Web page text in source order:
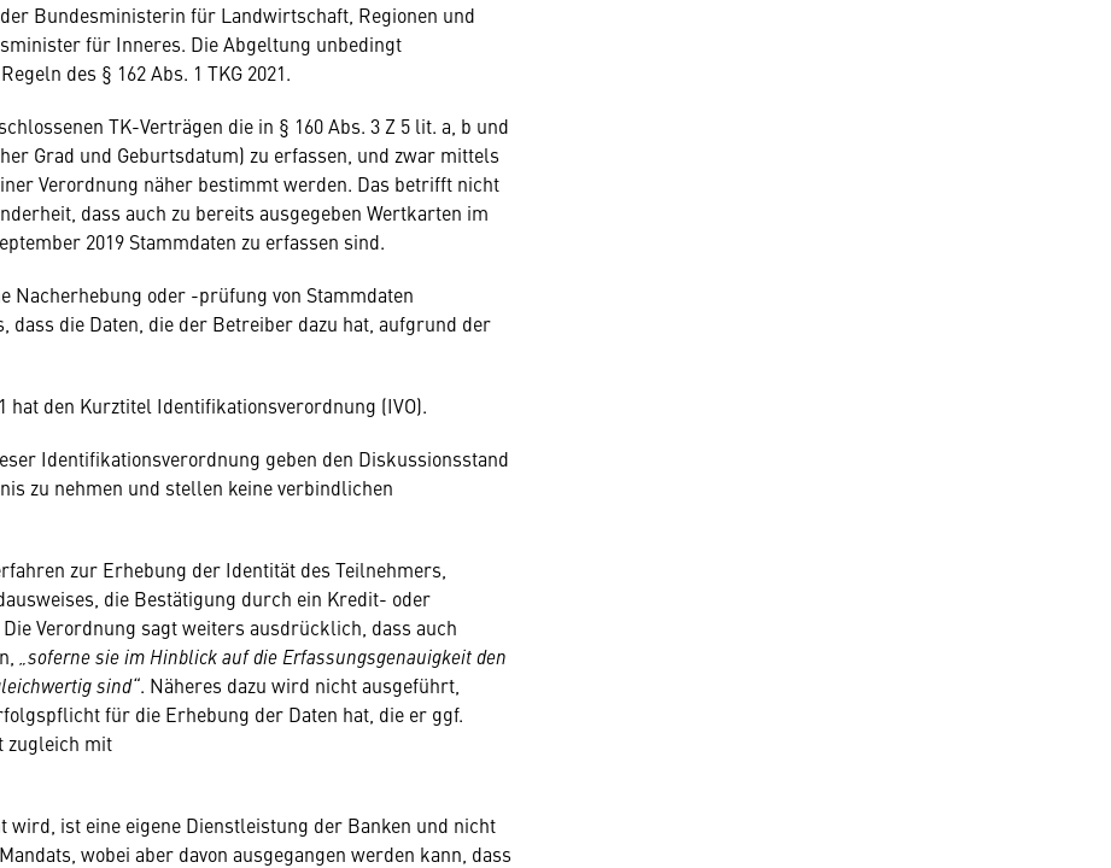
Bundesministerin für Landwirtschaft, Regionen und
für Inneres. Die Abgeltung unbedingt
des § 162 Abs. 1 TKG 2021.
TK-Verträgen die in § 160 Abs. 3 Z 5 lit. a, b und
Grad und Geburtsdatum) zu erfassen, und zwar mittels
Verordnung näher bestimmt werden. Das betrifft nicht
dass auch zu bereits ausgegeben Wertkarten im
2019 Stammdaten zu erfassen sind.
Nacherhebung oder -prüfung von Stammdaten
dass die Daten, die der Betreiber dazu hat, aufgrund der
hat den Kurztitel Identifikationsverordnung (IVO).
Identifikationsverordnung geben den Diskussionsstand
zu nehmen und stellen keine verbindlichen
zur Erhebung der Identität des Teilnehmers,
die Bestätigung durch ein Kredit- oder
Verordnung sagt weiters ausdrücklich, dass auch
„soferne sie im Hinblick auf die Erfassungsgenauigkeit den
sind“. Näheres dazu wird nicht ausgeführt,
für die Erhebung der Daten hat, die er ggf.
zugleich mit
wird, ist eine eigene Dienstleistung der Banken und nicht
wobei aber davon ausgegangen werden kann, dass